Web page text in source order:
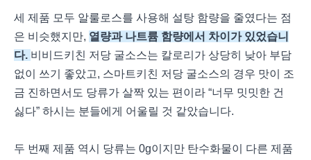
세 제품 모두 알룰로스를 사용해 설탕 함량을 줄였다는 점
은 비슷했지만, 열량과 나트륨 함량에서 차이가 있었습니
다. 비비드키친 저당 굴소스는 칼로리가 상당히 낮아 부담
없이 쓰기 좋았고, 스마트키친 저당 굴소스의 경우 맛이 조
금 진하면서도 당류가 살짝 있는 편이라 “너무 밋밋한 건
싫다” 하시는 분들에게 어울릴 것 같았습니다.
두 번째 제품 역시 당류는 0g이지만 탄수화물이 다른 제품